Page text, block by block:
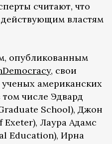
считают, что
властям
опубликованным
свои
американских
том числе Эдвард
School), Джон
Лаура Адамс
Education), Ирна